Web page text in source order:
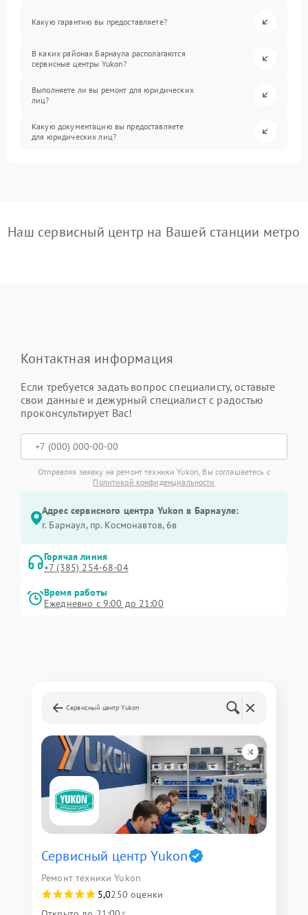
Какую гарантию вы предоставляете?
В каких районах Барнаула располагаются
сервисные центры Yukon?
Выполняете ли вы ремонт для юридических
лиц?
Какую документацию вы предоставляете
для юридических лиц?
Наш сервисный центр на Вашей станции метро
Контактная информация
Если требуется задать вопрос специалисту, оставьте
свои данные и дежурный специалист с радостью
проконсультирует Вас!
Отправляя заявку на ремонт техники Yukon, Вы соглашаетесь с
Политикой конфиденциальности
Адрес сервисного центра Yukon в Барнауле:
г. Барнаул, ​пр. Космонавтов, 6в
Горячая линия
+7 (385) 254-68-04
Время работы
Ежедневно с 9:00 до 21:00
Сервисный центр Yukon
Сервисный центр Yukon
Ремонт техники Yukon
5,0250 оценки